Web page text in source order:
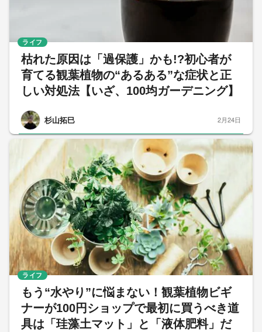
枯れた原因は「過保護」かも!?初心者が
育てる観葉植物の“あるある”な症状と正
しい対処法【いざ、100均ガーデニング】
杉山拓巳
ライフ
2月24日
もう“水やり”に悩まない！観葉植物ビギ
ナーが100円ショップで最初に買うべき道
具は「珪藻土マット」と「液体肥料」だ
ライフ